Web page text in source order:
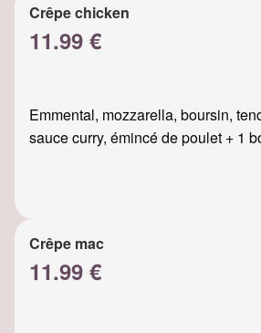
Crêpe chicken
11.99 €
Emmental, mozzarella, boursin,
sauce curry, émincé de poulet + 1
Crêpe mac
11.99 €